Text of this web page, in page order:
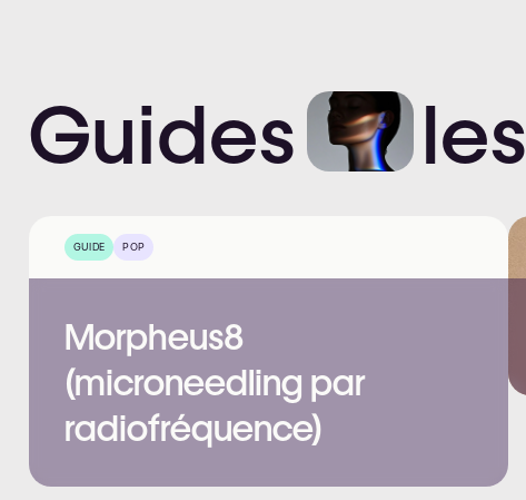
Guides les
GUIDE POP
Morpheus8
(microneedling par
radiofréquence)